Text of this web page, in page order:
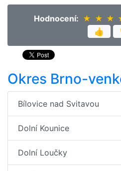
Hodnocení: ★ ★ ★
★ ★ ★
👍
Okres Brno-
Bílovice nad Svitavou
Dolní Kounice
Dolní Loučky